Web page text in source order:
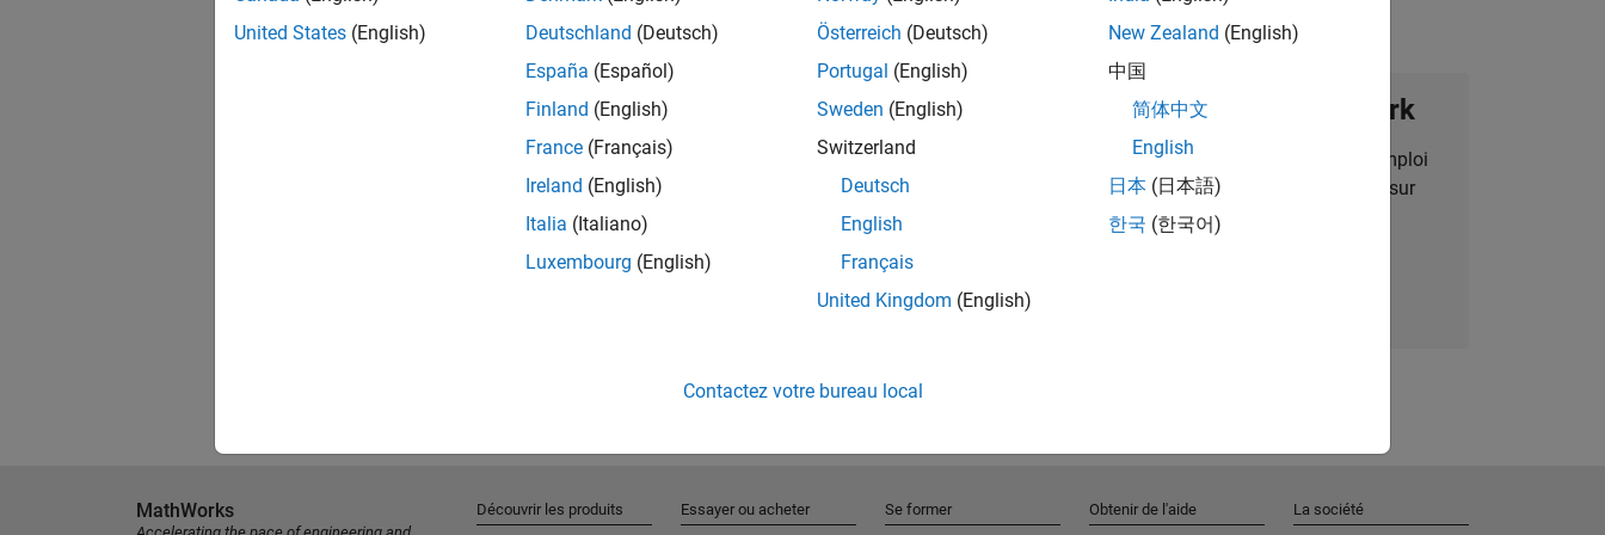
Rejoignez notre Talent Network
Recevez des alertes pour des opportunités d'emploi
personnalisées, des articles et des actualités sur
l'entreprise.
United States (English)
Deutschland (Deutsch)
España (Español)
Finland (English)
France (Français)
Ireland (English)
Italia (Italiano)
Luxembourg (English)
Österreich (Deutsch)
Portugal (English)
Sweden (English)
Switzerland
Deutsch
English
Français
United Kingdom (English)
New Zealand (English)
中国
简体中文
English
日本 (日本語)
한국 (한국어)
Contactez votre bureau local
MathWorks Découvrir les produits Essayer ou acheter Se former Obtenir de l'aide La société